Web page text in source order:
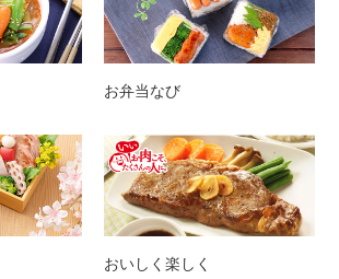
お弁当なび
おいしく楽しく